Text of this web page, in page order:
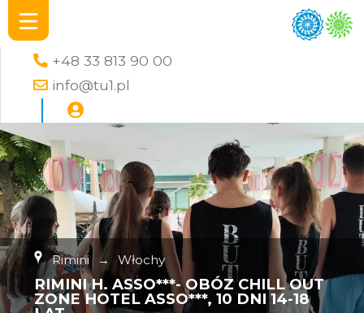
+48 33 813 90 00
info@tu1.pl
Rimini → Włochy
RIMINI H. ASSO***- OBÓZ CHILL OUT
ZONE HOTEL ASSO***, 10 DNI 14-18